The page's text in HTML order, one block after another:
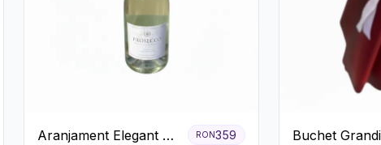
Aranjament Elegant cu
RON359
Buchet